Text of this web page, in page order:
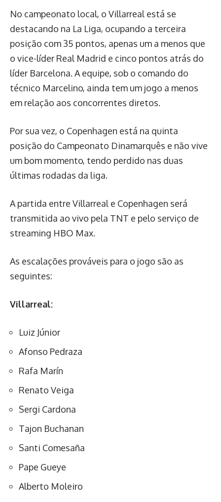
No campeonato local, o Villarreal está se
destacando na La Liga, ocupando a terceira
posição com 35 pontos, apenas um a menos que
o vice-líder Real Madrid e cinco pontos atrás do
líder Barcelona. A equipe, sob o comando do
técnico Marcelino, ainda tem um jogo a menos
em relação aos concorrentes diretos.
Por sua vez, o Copenhagen está na quinta
posição do Campeonato Dinamarquês e não vive
um bom momento, tendo perdido nas duas
últimas rodadas da liga.
A partida entre Villarreal e Copenhagen será
transmitida ao vivo pela TNT e pelo serviço de
streaming HBO Max.
As escalações prováveis para o jogo são as
seguintes:
Villarreal:
Luiz Júnior
Afonso Pedraza
Rafa Marín
Renato Veiga
Sergi Cardona
Tajon Buchanan
Santi Comesaña
Pape Gueye
Alberto Moleiro